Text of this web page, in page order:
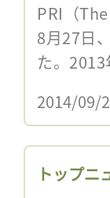
PRI（
8月27日
た。
2014/09/
トップニ